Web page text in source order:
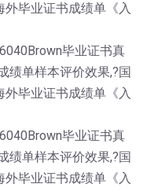
毕业证书成绩单《入
毕业证书真
绩单样本评价效果,?国
毕业证书成绩单《入
毕业证书真
绩单样本评价效果,?国
毕业证书成绩单《入